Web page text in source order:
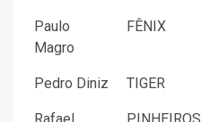
Paulo
Magro
FÊNIX
Pedro Diniz TIGER
Rafael
PINHEIROS